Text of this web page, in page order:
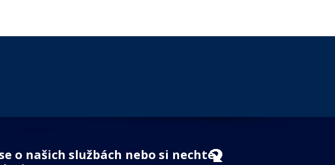
o našich službách nebo si nechte